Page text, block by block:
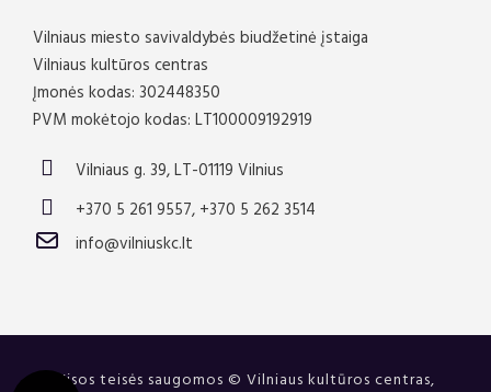
Vilniaus miesto savivaldybės biudžetinė įstaiga
Vilniaus kultūros centras
Įmonės kodas: 302448350
PVM mokėtojo kodas: LT100009192919
Vilniaus g. 39, LT-01119 Vilnius
+370 5 261 9557, +370 5 262 3514
info@vilniuskc.lt
Visos teisės saugomos © Vilniaus kultūros centras,